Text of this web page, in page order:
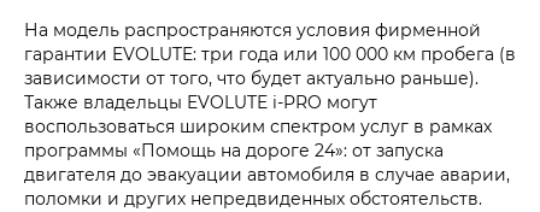
На модель распространяются условия фирменной
гарантии EVOLUTE: три года или 100 000 км пробега (в
зависимости от того, что будет актуально раньше).
Также владельцы EVOLUTE i‑PRO могут
воспользоваться широким спектром услуг в рамках
программы «Помощь на дороге 24»: от запуска
двигателя до эвакуации автомобиля в случае аварии,
поломки и других непредвиденных обстоятельств.